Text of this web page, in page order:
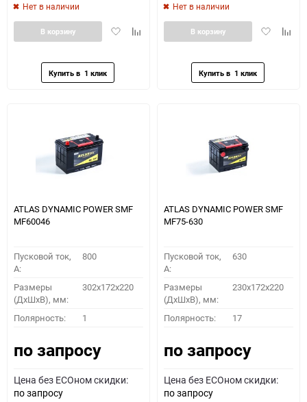
Нет в наличии
ДобавитьДобавить
В корзину
Нет в наличии
Добавить
В корзину
ATLAS DYNAMIC POWER SMF
MF60046
Пусковой ток,
A:
800
Размеры
(ДхШхВ), мм:
302x172x220
Полярность: 1
по запросу
Цена без ECOном скидки:
по запросу
ATLAS DYNAMIC POWER SMF
MF75-630
Пусковой ток,
A:
630
Размеры
(ДхШхВ), мм:
230x172x220
Полярность: 17
по запросу
Цена без ECOном скидки:
по запросу